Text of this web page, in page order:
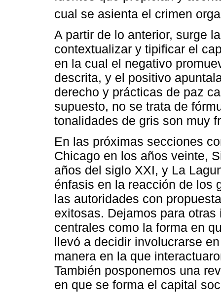
cual se asienta el crimen
A partir de lo anterior, surge
contextualizar y tipificar el
en la cual el negativo
descrita, y el positivo
derecho y prácticas de paz
supuesto, no se trata de
tonalidades de gris son muy
En las próximas secciones
Chicago en los años veinte,
años del siglo XXI, y La
énfasis en la reacción de los
las autoridades con
exitosas. Dejamos para
centrales como la forma en
llevó a decidir involucrarse
manera en la que
También posponemos una
en que se forma el capital